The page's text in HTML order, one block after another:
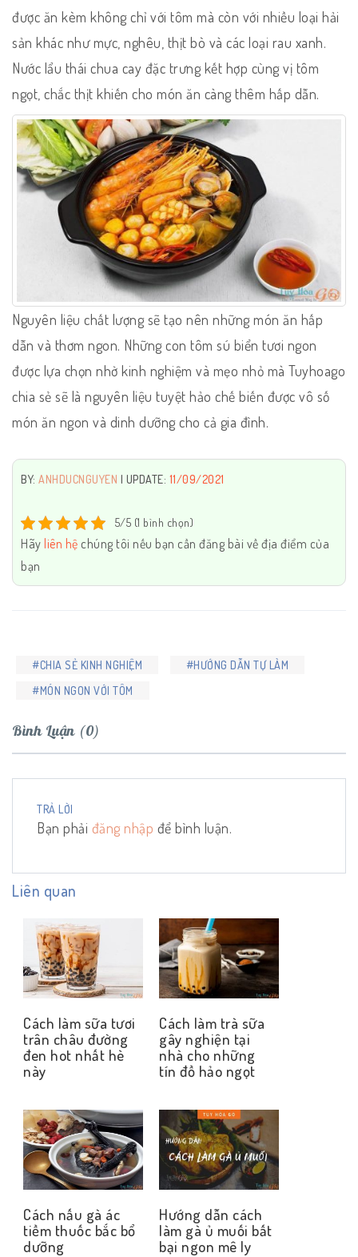
được ăn kèm không chỉ với tôm mà còn với nhiều loại hải
sản khác như mực, nghêu, thịt bò và các loại rau xanh.
Nước lẩu thái chua cay đặc trưng kết hợp cùng vị tôm
ngọt, chắc thịt khiến cho món ăn càng thêm hấp dẫn.
Nguyên liệu chất lượng sẽ tạo nên những món ăn hấp
dẫn và thơm ngon. Những con tôm sú biển tươi ngon
được lựa chọn nhờ kinh nghiệm và mẹo nhỏ mà Tuyhoago
chia sẻ sẽ là nguyên liệu tuyệt hảo chế biến được vô số
món ăn ngon và dinh dưỡng cho cả gia đình.
BY: ANHDUCNGUYEN | UPDATE: 11/09/2021
5/5 (1 bình chọn)
Hãy liên hệ chúng tôi nếu bạn cần đăng bài về địa điểm của
bạn
#CHIA SẺ KINH NGHIỆM
#HƯỚNG DẪN TỰ LÀM
#MÓN NGON VỚI TÔM
Bình Luận (0)
TRẢ LỜI
Bạn phải đăng nhập để bình luận.
Liên quan
Cách làm sữa tươi
trân châu đường
đen hot nhất hè
này
Cách làm trà sữa
gây nghiện tại
nhà cho những
tín đồ hảo ngọt
Cách nấu gà ác
tiềm thuốc bắc bổ
dưỡng
Hướng dẫn cách
làm gà ủ muối bất
bại ngon mê ly